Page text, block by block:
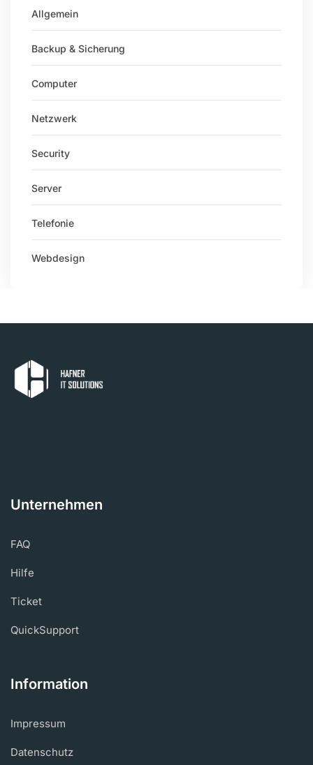
Allgemein
Backup & Sicherung
Computer
Netzwerk
Security
Server
Telefonie
Webdesign
Unternehmen
FAQ
Hilfe
Ticket
QuickSupport
Information
Impressum
Datenschutz